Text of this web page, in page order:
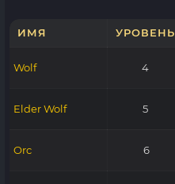
ИМЯ УРОВЕНЬ
Wolf 4
Elder Wolf 5
Orc 6